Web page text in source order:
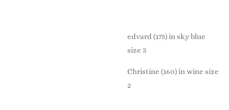
edvard (175) in sky blue
size 3
Christine (160) in wine size
2